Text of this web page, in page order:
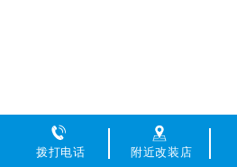
拨打电话 附近改装店